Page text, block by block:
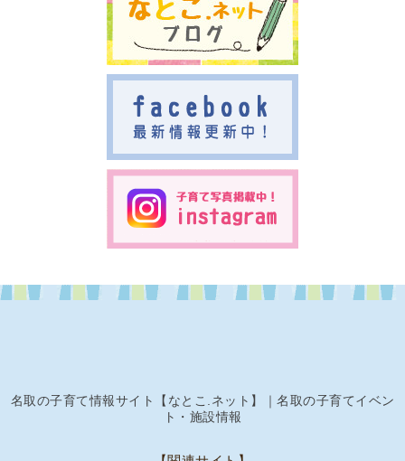
名取の子育て情報サイト【なとこ.ネット】｜名取の子育てイベン
ト・施設情報